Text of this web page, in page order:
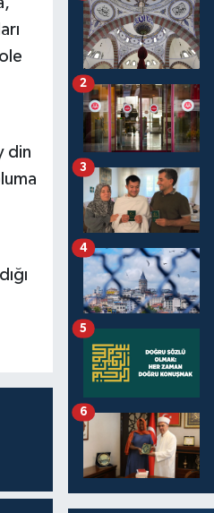
din
2
3
4
5
6